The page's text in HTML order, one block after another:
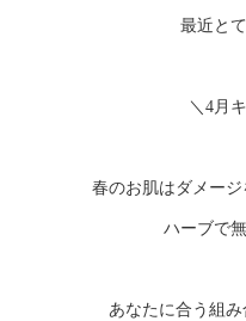
最近と
＼4月
春のお肌はダメージ
ハーブで
あなたに合う組み